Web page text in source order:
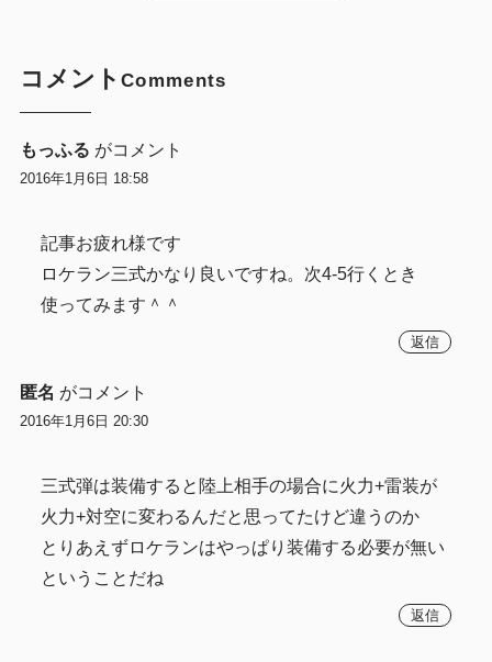
コメント Comments
もっふる がコメント
2016年1月6日 18:58
記事お疲れ様です
ロケラン三式かなり良いですね。次4-5行くとき
使ってみます＾＾
返信
匿名 がコメント
2016年1月6日 20:30
三式弾は装備すると陸上相手の場合に火力+雷装が
火力+対空に変わるんだと思ってたけど違うのか
とりあえずロケランはやっぱり装備する必要が無い
ということだね
返信